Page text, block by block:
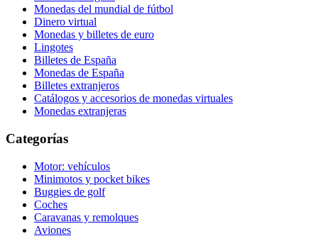
Monedas del mundial de fútbol
Dinero virtual
Monedas y billetes de euro
Lingotes
Billetes de España
Monedas de España
Billetes extranjeros
Catálogos y accesorios de monedas virtuales
Monedas extranjeras
Categorías
Motor: vehículos
Minimotos y pocket bikes
Buggies de golf
Coches
Caravanas y remolques
Aviones